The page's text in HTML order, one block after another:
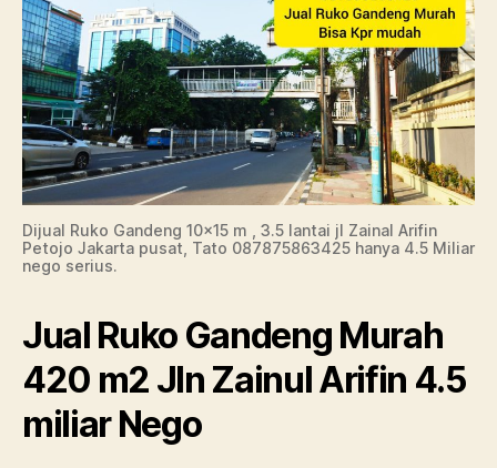
Dijual Ruko Gandeng 10×15 m , 3.5 lantai jl Zainal Arifin
Petojo Jakarta pusat, Tato 087875863425 hanya 4.5 Miliar
nego serius.
Jual Ruko Gandeng Murah
420 m2 Jln Zainul Arifin 4.5
miliar Nego